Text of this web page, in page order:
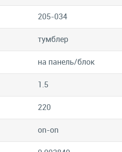
205-034
тумблер
на панель/блок
1.5
220
on-on